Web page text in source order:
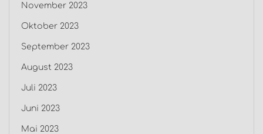
November 2023
Oktober 2023
September 2023
August 2023
Juli 2023
Juni 2023
Mai 2023